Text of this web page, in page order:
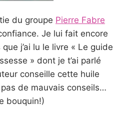
du groupe Pierre Fabre
Je lui fait encore
j’ai lu le livre « Le guide
» dont je t’ai parlé
conseille cette huile
de mauvais conseils…
bouquin!)